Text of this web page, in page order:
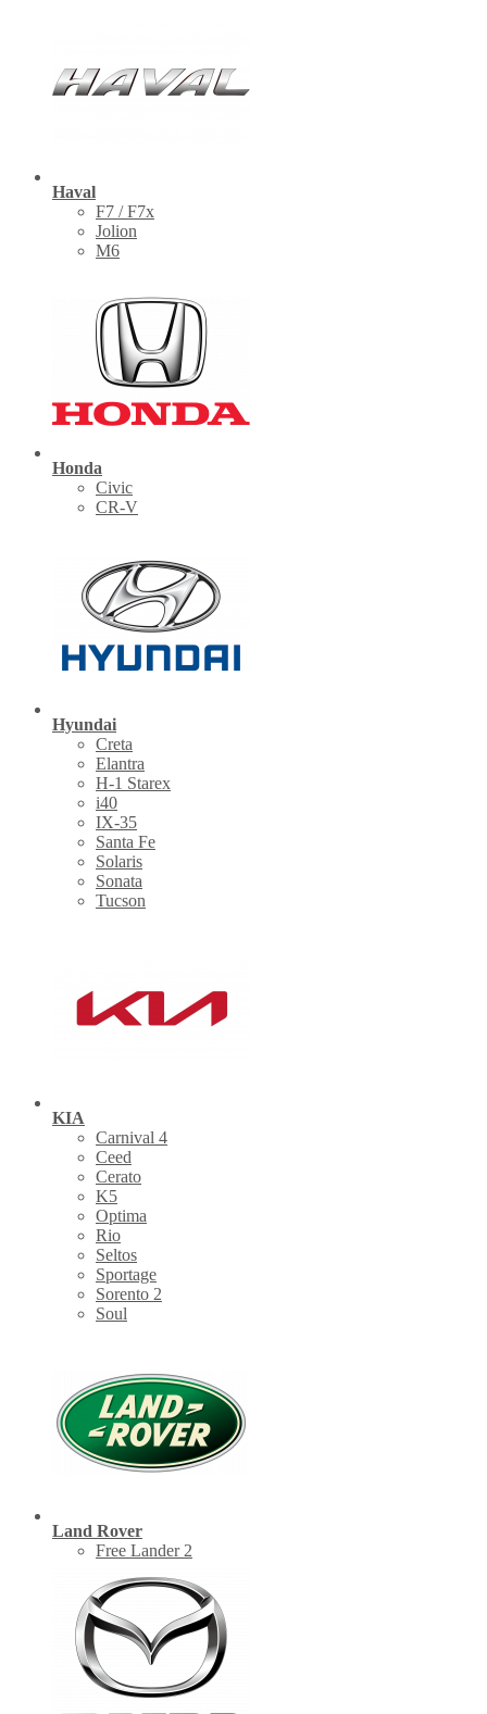
Haval
F7 / F7x
Jolion
M6
Honda
Civic
CR-V
Hyundai
Creta
Elantra
H-1 Starex
i40
IX-35
Santa Fe
Solaris
Sonata
Tucson
KIA
Carnival 4
Ceed
Cerato
K5
Optima
Rio
Seltos
Sportage
Sorento 2
Soul
Land Rover
Free Lander 2